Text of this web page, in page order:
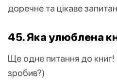
доречне та цікаве
45. Яка улюблена
Ще одне питання до книг!
зробив?)